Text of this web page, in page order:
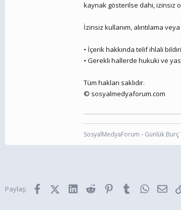
kaynak gösterilse dahi, izinsiz
İzinsiz kullanım, alıntılama
• İçerik hakkında telif ihlali
• Gerekli hallerde hukuki ve
Tüm hakları saklıdır.
© sosyalmedyaforum.com
SosyalMedyaForum - Günlük Burç
Paylaş: FacebookX (Twitter)
LinkedInReddit PinterestTumblrWhatsApp
E-